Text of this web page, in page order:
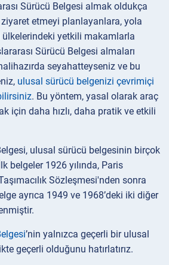
Sürücü Belgesi almak oldukça
ziyaret etmeyi planlayanlara, yola
ülkelerindeki yetkili makamlarla
Sürücü Belgesi almaları
seyahatteyseniz ve bu
ulusal sürücü belgenizi çevrimiçi
. Bu yöntem, yasal olarak araç
için daha hızlı, daha pratik ve etkili
ulusal sürücü belgesinin birçok
belgeler 1926 yılında, Paris
Sözleşmesi'nden sonra
ayrıca 1949 ve 1968’deki iki diğer
’nin yalnızca geçerli bir ulusal
geçerli olduğunu hatırlatırız.